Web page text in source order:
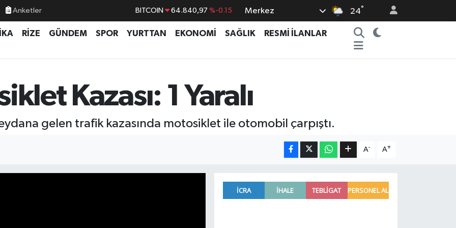
Anketler BITCOIN 64.840,97 %-0.15
DOLAR 47,7436 %0.18
GRAM ALTIN 6660.55
BİST100 13.779 %-14
Merkez 24°
RİZE GÜNDEM SPOR YURTTAN EKONOMİ SAĞLIK
RESMİ İLANLAR
Kazası: 1 Yaralı
gelen trafik kazasında motosiklet ile otomobil çarpıştı.
A- A+